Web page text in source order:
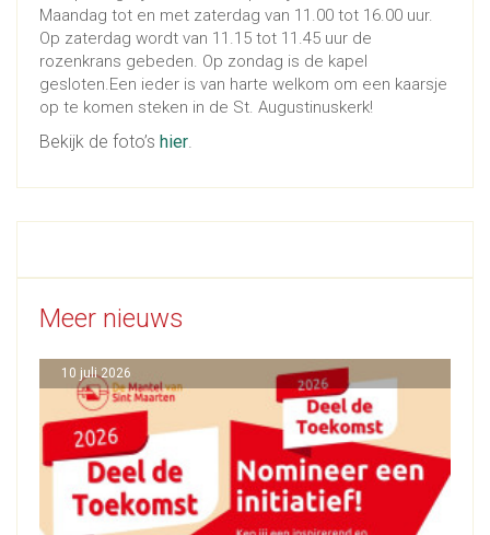
Maandag tot en met zaterdag van 11.00 tot 16.00 uur.
Op zaterdag wordt van 11.15 tot 11.45 uur de
rozenkrans gebeden. Op zondag is de kapel
gesloten.Een ieder is van harte welkom om een kaarsje
op te komen steken in de St. Augustinuskerk!
Bekijk de foto’s hier.
Meer nieuws
10 juli 2026